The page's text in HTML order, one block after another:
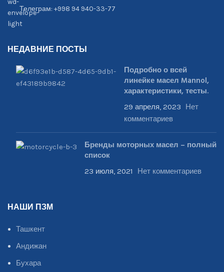
Телеграм: +998 94 940-33-77
НЕДАВНИЕ ПОСТЫ
Подробно о всей
линейке масел Mannol,
характеристики, тесты.
29 апреля, 2023
Нет
комментариев
Бренды моторных масел – полный
список
23 июля, 2021 Нет комментариев
НАШИ ПЗМ
Ташкент
Андижан
Бухара